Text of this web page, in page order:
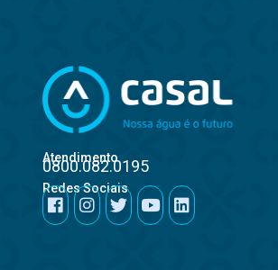
Atendimento
0800.082.0195
Redes Sociais